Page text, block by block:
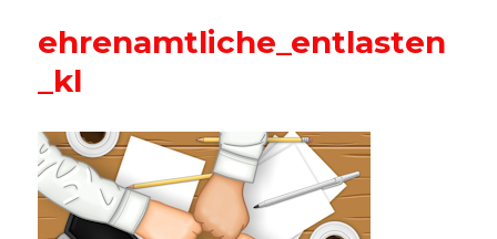
ehrenamtliche_entlasten
_kl